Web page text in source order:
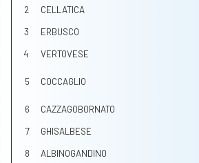
2
CELLATICA
3
ERBUSCO
4
VERTOVESE
5 COCCAGLIO
6 CAZZAGOBORNATO
7
GHISALBESE
8
ALBINOGANDINO